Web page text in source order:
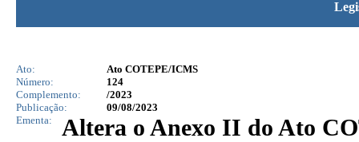
Ato:
Ato COTEPE/ICMS
Número:
124
Complemento:
/2023
Publicação:
09/08/2023
Ementa:
Altera o Anexo II do Ato